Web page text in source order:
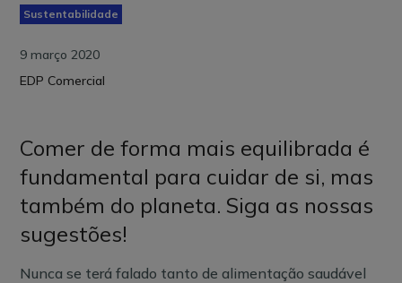
Sustentabilidade
9 março 2020
EDP Comercial
Comer de forma mais equilibrada é
fundamental para cuidar de si, mas
também do planeta. Siga as nossas
sugestões!
Nunca se terá falado tanto de alimentação saudável